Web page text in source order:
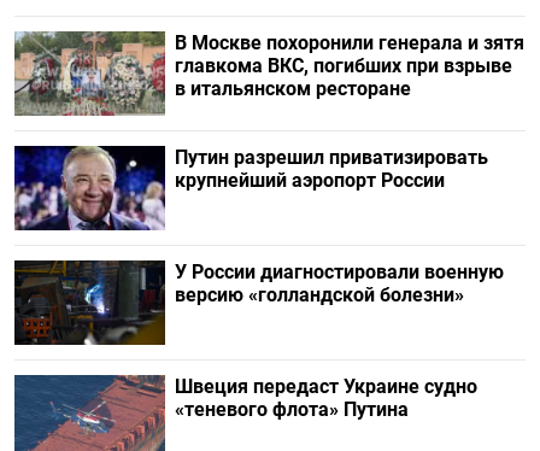
В Москве похоронили генерала и зятя
главкома ВКС, погибших при взрыве
в итальянском ресторане
Путин разрешил приватизировать
крупнейший аэропорт России
У России диагностировали военную
версию «голландской болезни»
Швеция передаст Украине судно
«теневого флота» Путина